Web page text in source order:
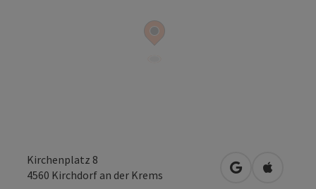
Kirchenplatz 8
4560 Kirchdorf an der Krems in Googlein Apple